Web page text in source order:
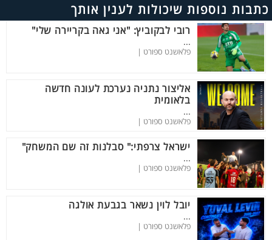
כתבות נוספות שיכולות לענין אותך
רובי לבקוביץ: "אני גאה בקריירה שלי"
...
פלאשנט ספורט |
אליצור נתניה נערכת לעונה חדשה
בלאומית
...
פלאשנט ספורט |
ישראל צרפתי:" סבלנות זה שם המשחק"
...
פלאשנט ספורט |
יובל לוין נשאר בגבעת אולגה
...
פלאשנט ספורט |